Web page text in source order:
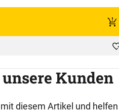
Kunden
diesem Artikel und